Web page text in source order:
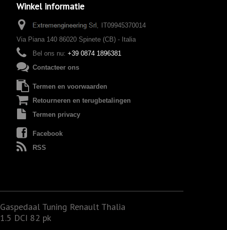
Winkel informatie
IT09945370014
Via Piana 140 86020 Spinete (CB) - Italia
Bel ons nu: +39 0874 1896381
Contacteer ons
Termen en voorwaarden
Retourneren en terugbetalingen
Termen privacy
Facebook
RSS
Gaspedaal Tuning Renault Thalia
1.5 DCI 82 pk